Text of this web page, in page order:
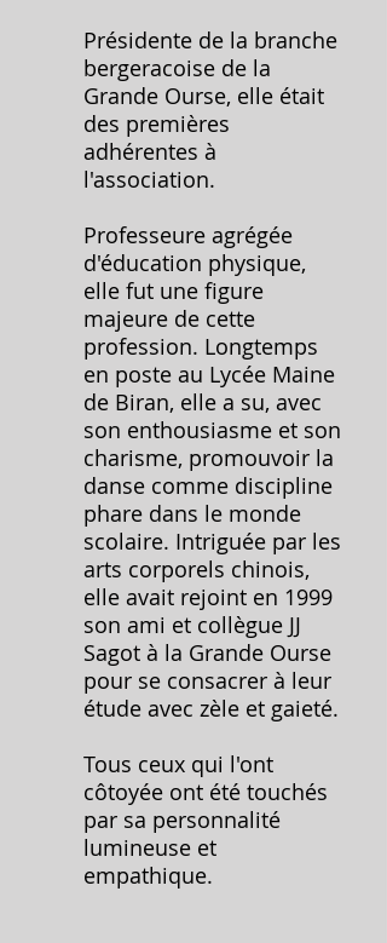
Présidente de la branche
bergeracoise de la
Grande Ourse, elle était
des premières
adhérentes à
l'association.
Professeure agrégée
d'éducation physique,
elle fut une figure
majeure de cette
profession. Longtemps
en poste au Lycée Maine
de Biran, elle a su, avec
son enthousiasme et son
charisme, promouvoir la
danse comme discipline
phare dans le monde
scolaire. Intriguée par les
arts corporels chinois,
elle avait rejoint en 1999
son ami et collègue JJ
Sagot à la Grande Ourse
pour se consacrer à leur
étude avec zèle et gaieté.
Tous ceux qui l'ont
côtoyée ont été touchés
par sa personnalité
lumineuse et
empathique.